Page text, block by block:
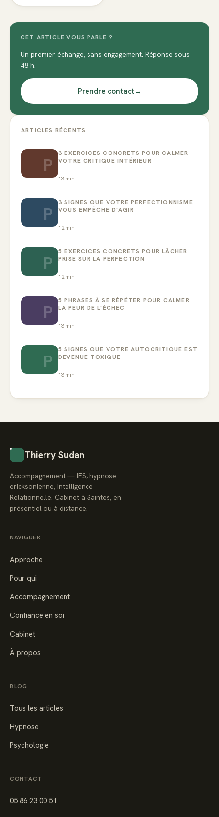
CET ARTICLE VOUS PARLE ?
Un premier échange, sans engagement. Réponse sous
48 h.
Prendre contact→
ARTICLES RÉCENTS
P
3 EXERCICES CONCRETS POUR CALMER
VOTRE CRITIQUE INTÉRIEUR
13 min
P
3 SIGNES QUE VOTRE PERFECTIONNISME
VOUS EMPÊCHE D’AGIR
12 min
P
5 EXERCICES CONCRETS POUR LÂCHER
PRISE SUR LA PERFECTION
12 min
P
5 PHRASES À SE RÉPÉTER POUR CALMER
LA PEUR DE L’ÉCHEC
13 min
P
5 SIGNES QUE VOTRE AUTOCRITIQUE EST
DEVENUE TOXIQUE
13 min
Thierry Sudan
Accompagnement — IFS, hypnose
ericksonienne, Intelligence
Relationnelle. Cabinet à Saintes, en
présentiel ou à distance.
NAVIGUER
Approche
Pour qui
Accompagnement
Confiance en soi
Cabinet
À propos
BLOG
Tous les articles
Hypnose
Psychologie
CONTACT
05 86 23 00 51